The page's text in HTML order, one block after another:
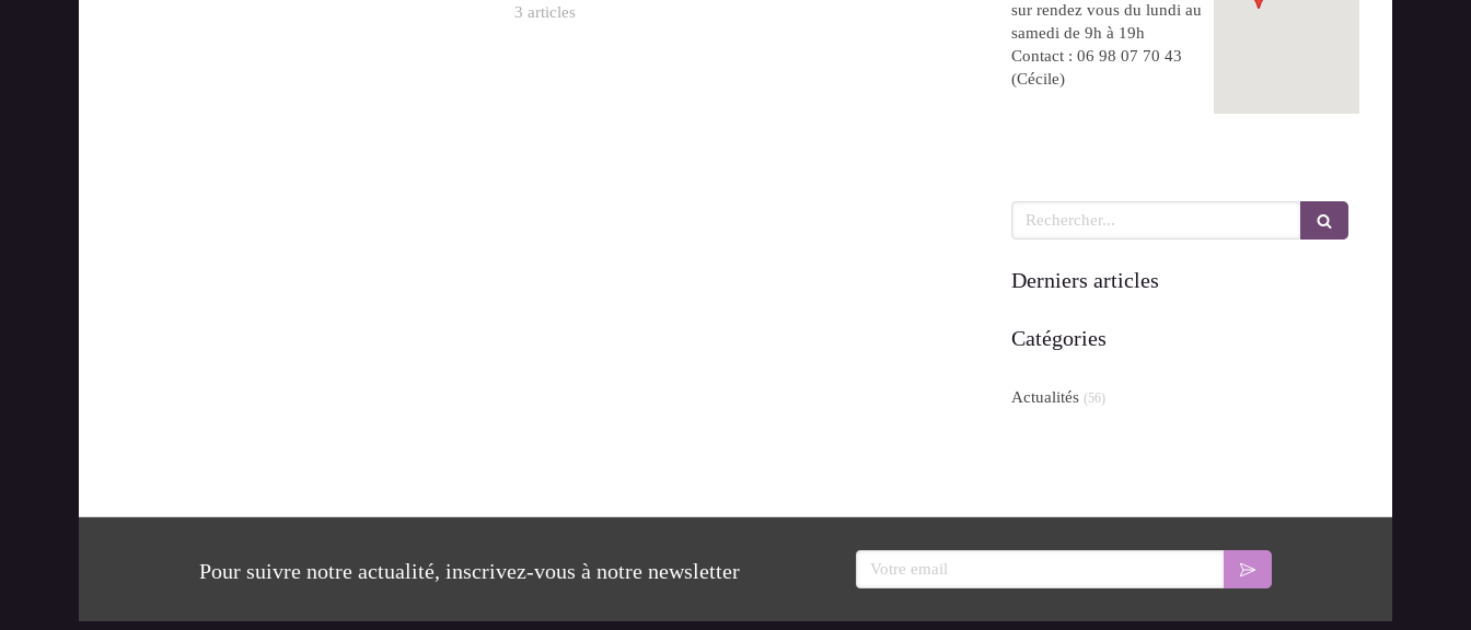
3 articles
sur rendez vous du lundi au
samedi de 9h à 19h
Contact : 06 98 07 70 43
(Cécile)
Rechercher
Derniers articles
Catégories
Actualités (56)
Pour suivre notre actualité, inscrivez-vous à notre newsletter Votre email